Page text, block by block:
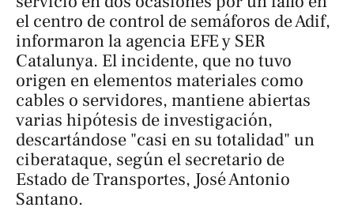
el centro de control de semáforos de Adif,
informaron la agencia EFE y SER
Catalunya. El incidente, que no tuvo
origen en elementos materiales como
cables o servidores, mantiene abiertas
varias hipótesis de investigación,
descartándose "casi en su totalidad" un
ciberataque, según el secretario de
Estado de Transportes, José Antonio
Santano.